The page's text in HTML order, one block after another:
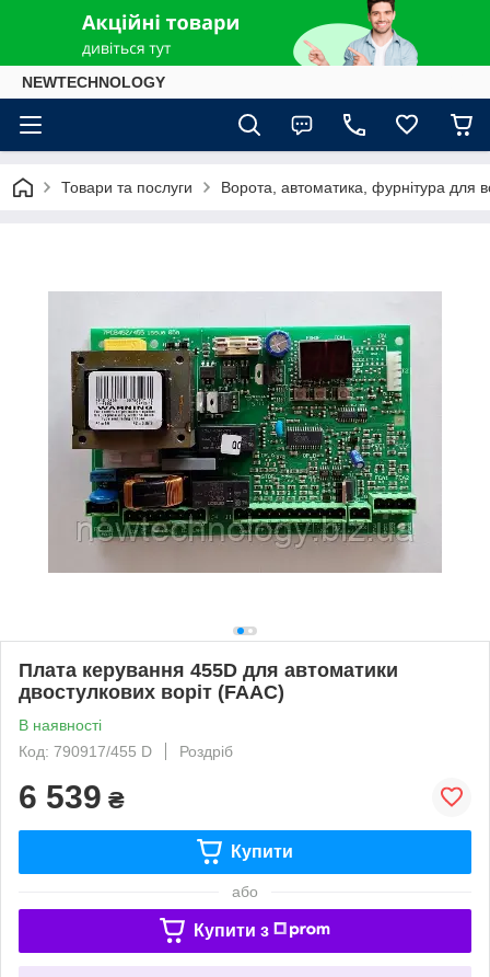
NEWTECHNOLOGY
Товари та послуги Ворота, автоматика, фурнітура для
Плата керування 455D для автоматики
двостулкових воріт (FAAC)
В наявності
Код: 790917/455 D
Роздріб
6 539 ₴
Купити
або
Купити з